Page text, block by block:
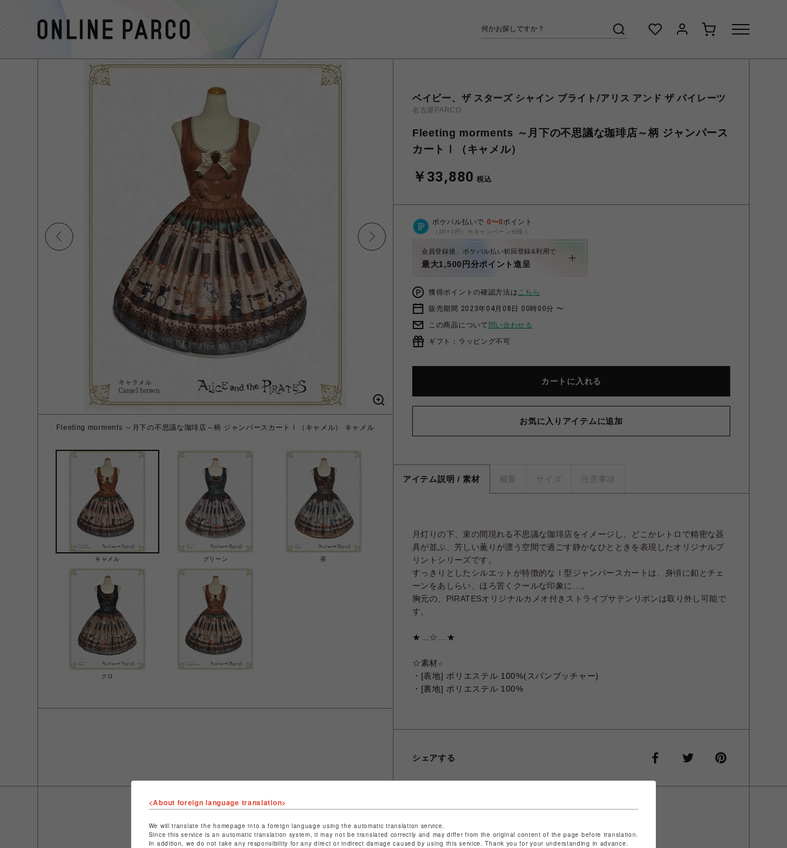
Fleeting morments ～月下の不思議な珈琲店～柄 ジャンパースカートⅠ（キャメル） キャメル Fleeting morments ～月下の不思議な珈琲店～柄 ジャンパースカートⅠ（グリーン） グリーン
キャメル グリーン 茶
クロ
ベイビー、ザ スターズ シャイン ブライト/アリス アンド ザ パイレーツ
名古屋PARCO
Fleeting morments ～月下の不思議な珈琲店～柄 ジャンパース
カートⅠ（キャメル）
￥33,880 税込
ポケパル払いで 0〜0ポイント
（1P=1円）※キャンペーン分除く
会員登録後、ポケパル払い初回登録&利用で
最大1,500円分ポイント進呈
獲得ポイントの確認方法はこちら
販売期間 2023年04月08日 00時00分 〜
この商品について 問い合わせる
ギフト：ラッピング不可
カートに入れる
お気に入りアイテムに追加
アイテム説明 / 素材 概要 サイズ 注意事項
月灯りの下、束の間現れる不思議な珈琲店をイメージし、どこかレトロで精密な器
具が並ぶ、芳しい薫りが漂う空間で過ごす静かなひとときを表現したオリジナルプ
リントシリーズです。
すっきりとしたシルエットが特徴的なⅠ型ジャンパースカートは、身頃に釦とチェ
ーンをあしらい、ほろ苦くクールな印象に…。
胸元の、PIRATESオリジナルカメオ付きストライプサテンリボンは取り外し可能で
す。
★…☆…★
☆素材☆
・[表地] ポリエステル 100%(スパンブッチャー)
・[裏地] ポリエステル 100%
シェアする
ショップ名
ベイビー、ザ スターズ シャイン ブライト/アリス アンド ザ
<About foreign language translation>
We will translate the homepage into a foreign language using the automatic translation service.
Since this service is an automatic translation system, it may not be translated correctly and may differ from the original content of the page before translation.
In addition, we do not take any responsibility for any direct or indirect damage caused by using this service. Thank you for your understanding in advance.